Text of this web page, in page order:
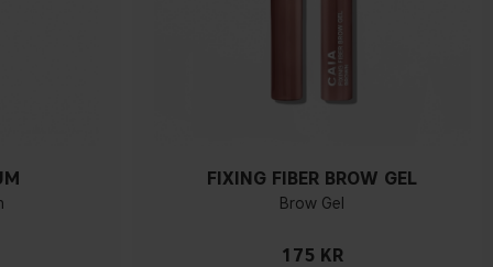
FIXING FIBER BROW GEL
Brow Gel
175 KR